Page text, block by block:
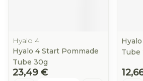
Hyalo 4
Hyalo 4 Start Pommade
Tube 30g
23,49 €
Tube